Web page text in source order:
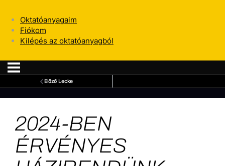
Oktatóanyagaim
Fiókom
Kilépés az oktatóanyagból
Előző Lecke
2024-BEN
ÉRVÉNYES